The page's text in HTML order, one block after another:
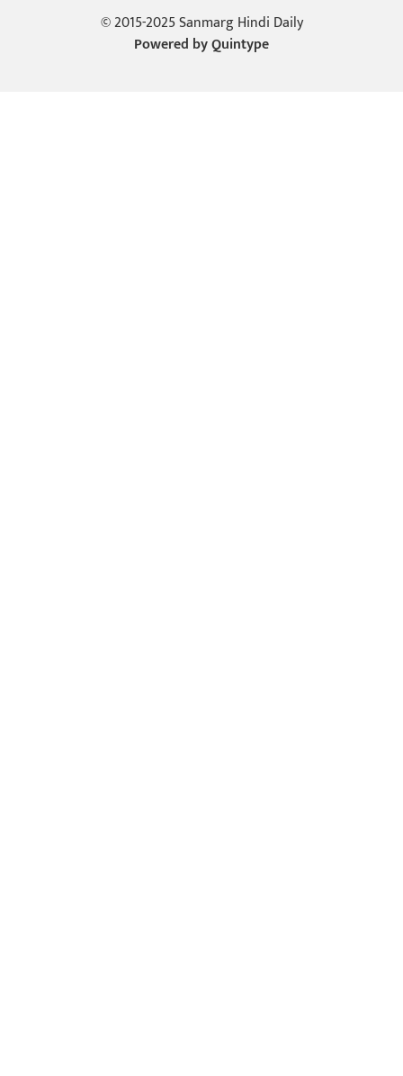
© 2015-2025 Sanmarg Hindi Daily
Powered byQuintype